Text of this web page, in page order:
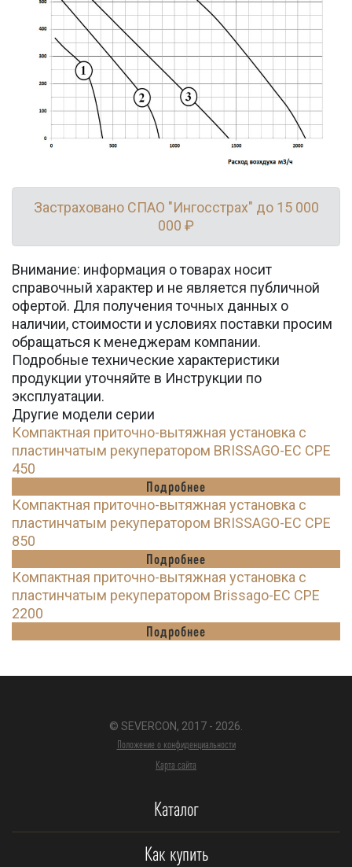
Застраховано СПАО "Ингосстрах" до 15 000
000 ₽
Внимание: информация о товарах носит
справочный характер и не является публичной
офертой. Для получения точных данных о
наличии, стоимости и условиях поставки просим
обращаться к менеджерам компании.
Подробные технические характеристики
продукции уточняйте в Инструкции по
эксплуатации.
Другие модели серии
Компактная приточно-вытяжная установка с
пластинчатым рекуператором BRISSAGO-EC CPE
450
Подробнее
Компактная приточно-вытяжная установка с
пластинчатым рекуператором BRISSAGO-EC CPE
850
Подробнее
Компактная приточно-вытяжная установка с
пластинчатым рекуператором Brissago-EC CPE
2200
Подробнее
© SEVERCON, 2017 - 2026.
Положение о конфиденциальности
Карта сайта
Каталог
Как купить